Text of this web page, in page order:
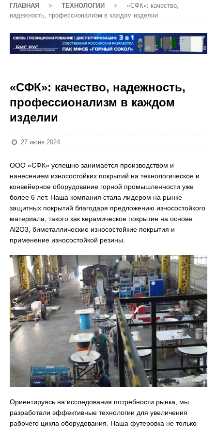
ГЛАВНАЯ > ТЕХНОЛОГИИ >
«СФК»: качество,
надежность, профессионализм в каждом изделии
«СФК»: качество, надежность,
профессионализм в каждом
изделии
27 июня 2024
ООО «СФК» успешно занимается производством и
нанесением износостойких покрытий на технологическое и
конвейерное оборудование горной промышленности уже
более 6 лет. Наша компания стала лидером на рынке
защитных покрытий благодаря предложению износостойкого
материала, такого как керамическое покрытие на основе
Al2O3, биметаллические износостойкие покрытия и
применение износостойкой резины.
Ориентируясь на исследования потребности рынка, мы
разработали эффективные технологии для увеличения
рабочего цикла оборудования. Наша футеровка не только